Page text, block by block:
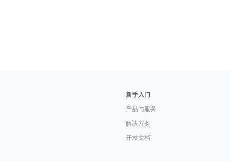
新手入门
产品与服务
解决方案
开发文档